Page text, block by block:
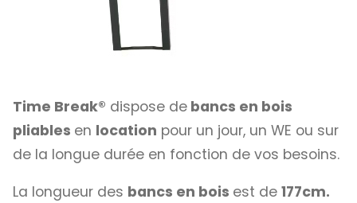
Time Break® dispose de bancs en bois
pliables en location pour un jour, un WE ou sur
de la longue durée en fonction de vos besoins.
La longueur des bancs en bois est de 177cm.